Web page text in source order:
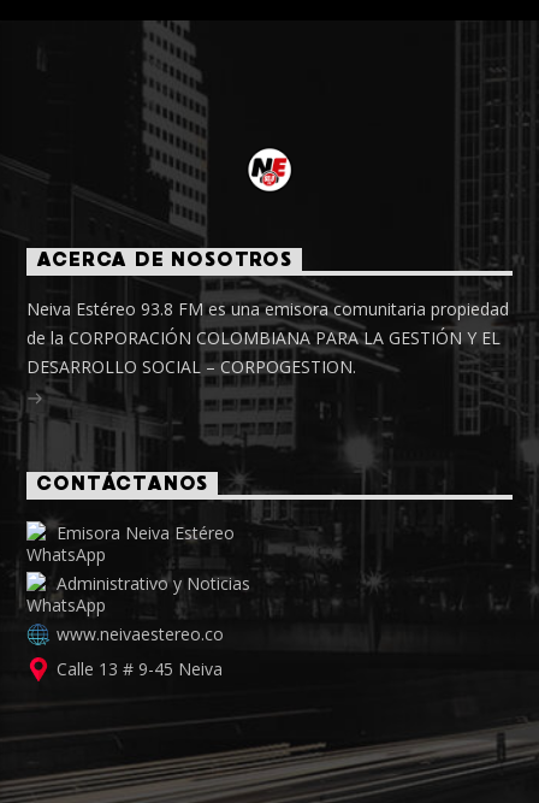
ACERCA DE NOSOTROS
Neiva Estéreo 93.8 FM es una emisora comunitaria propiedad
de la CORPORACIÓN COLOMBIANA PARA LA GESTIÓN Y EL
DESARROLLO SOCIAL – CORPOGESTION.
CONTÁCTANOS
Emisora Neiva Estéreo
Administrativo y Noticias
www.neivaestereo.co
Calle 13 # 9-45 Neiva